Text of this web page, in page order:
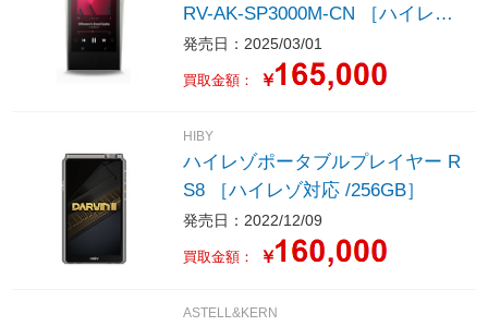
RV-AK-SP3000M-CN ［ハイレゾ
対応 /256GB］
発売日：2025/03/01
買取金額： ￥
HIBY
ハイレゾポータブルプレイヤー R
S8 ［ハイレゾ対応 /256GB］
発売日：2022/12/09
買取金額： ￥
ASTELL&KERN